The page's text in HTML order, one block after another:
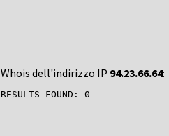
Whois dell'indirizzo IP 94.23.66.64: